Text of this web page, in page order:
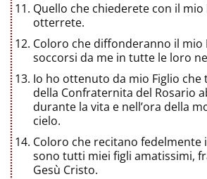
Quello che chiederete con il mio
otterrete.
Coloro che diffonderanno il mio
soccorsi da me in tutte le loro
Io ho ottenuto da mio Figlio
della Confraternita del Rosario
durante la vita e nell’ora della
cielo.
Coloro che recitano fedelmente
sono tutti miei figli amatissimi,
Gesù Cristo.